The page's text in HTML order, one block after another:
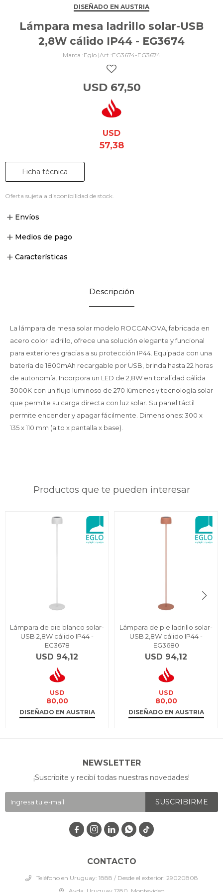
DISEÑADO EN AUSTRIA
Lámpara mesa ladrillo solar-USB
2,8W cálido IP44 - EG3674
Eglo | EG3674-EG3674
USD 67,50
USD
57,38
Ficha técnica
Oferta sujeta a disponibilidad de stock.
Envíos
Medios de pago
Características
Descripción
La lámpara de mesa solar modelo ROCCANOVA, fabricada en
acero color ladrillo, ofrece una solución elegante y funcional
para exteriores gracias a su protección IP44. Equipada con una
batería de 1800mAh recargable por USB, brinda hasta 22 horas
de autonomía. Incorpora un LED de 2,8W en tonalidad cálida
3000K con un flujo luminoso de 270 lúmenes y tecnología solar
que permite su carga directa con luz solar. Su panel táctil
permite encender y apagar fácilmente. Dimensiones: 300 x
135 x 110 mm (alto x pantalla x base).
Productos que te pueden interesar
Lámpara de pie blanco solar-
USB 2,8W cálido IP44 -
EG3678
USD 94,12
USD
80,00
DISEÑADO EN AUSTRIA
Lámpara de pie ladrillo solar-
USB 2,8W cálido IP44 -
EG3680
USD 94,12
USD
80,00
DISEÑADO EN AUSTRIA
CONTACTO
Teléfono en Uruguay: 1888 / Desde el exterior: 29020808
NEWSLETTER
¡Suscribite y recibí todas nuestras novedades!
SUSCRIBIRME
   